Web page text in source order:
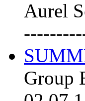
Aurel
Group